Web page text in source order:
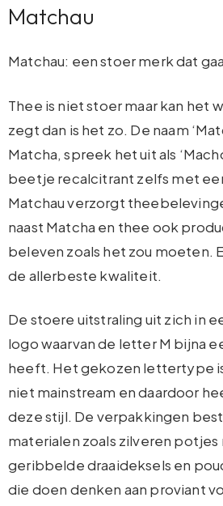
Matchau
Matchau: een stoer merk dat
Thee is niet stoer maar kan het
zegt dan is het zo. De naam
Matcha, spreek het uit als
beetje recalcitrant zelfs met
Matchau verzorgt
naast Matcha en thee ook
beleven zoals het zou moeten.
de allerbeste kwaliteit.
De stoere uitstraling uit zich in
logo waarvan de letter M bijna
heeft. Het gekozen lettertype
niet mainstream en daardoor
deze stijl. De verpakkingen
materialen zoals zilveren
geribbelde draaideksels en
die doen denken aan proviant